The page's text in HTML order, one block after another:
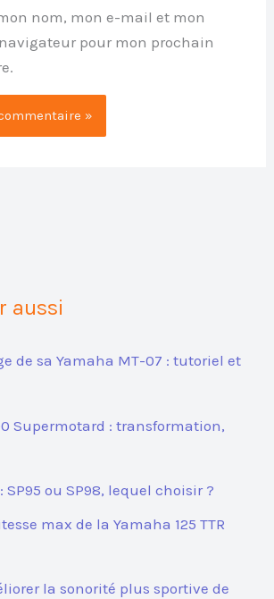
nom, mon e-mail et mon
pour mon prochain
aussi
de sa Yamaha MT-07 : tutoriel et
Supermotard : transformation,
SP95 ou SP98, lequel choisir ?
max de la Yamaha 125 TTR
la sonorité plus sportive de